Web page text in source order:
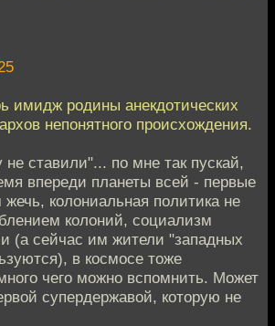
имидж родины анекдотических
непонятного происхождения.
ставили"... по мне так пускай,
впереди планеты всей - первые
колониальная политика не
колоний, социализм
(а сейчас им жители "западных
в космосе тоже
чего можно вспомнить. Может
супердержавой, которую не